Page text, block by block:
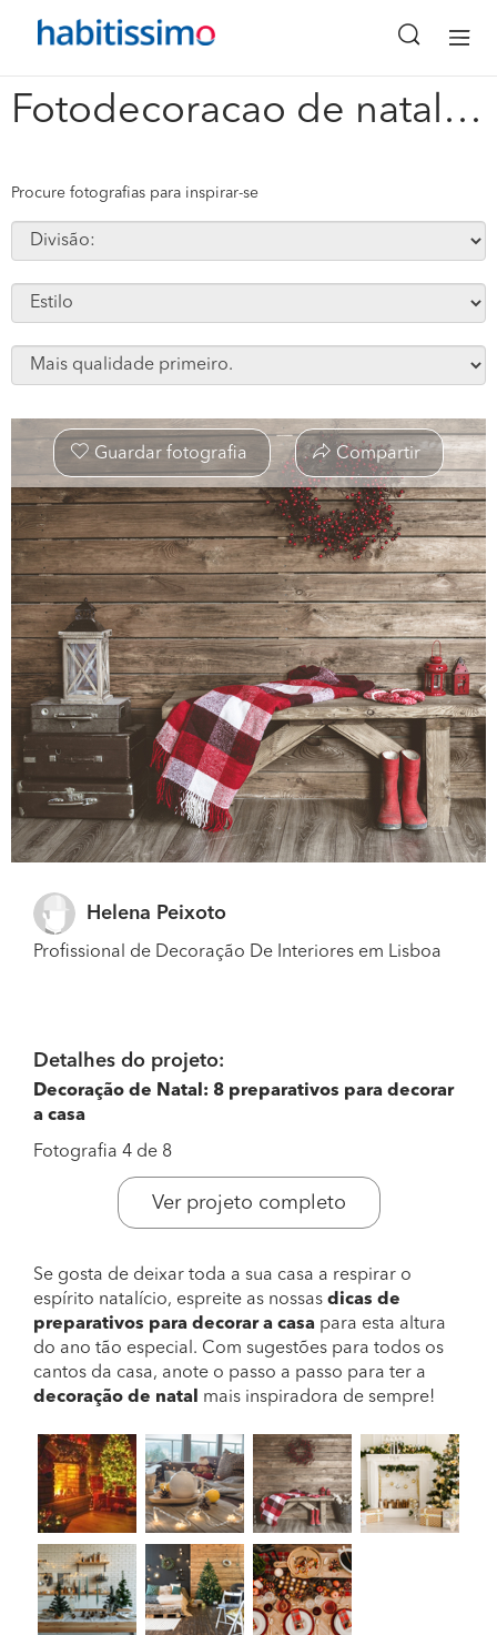
Fotodecoracao de natal com texteis #130394
x
Procure fotografias para inspirar-se
Guardar fotografia Compartir
Helena Peixoto
Profissional de Decoração De Interiores em Lisboa
Detalhes do projeto:
Decoração de Natal: 8 preparativos para decorar
a casa
Fotografia 4 de 8
Ver projeto completo
Se gosta de deixar toda a sua casa a respirar o
espírito natalício, espreite as nossas dicas de
preparativos para decorar a casa para esta altura
do ano tão especial. Com sugestões para todos os
cantos da casa, anote o passo a passo para ter a
decoração de natal
mais inspiradora de sempre!